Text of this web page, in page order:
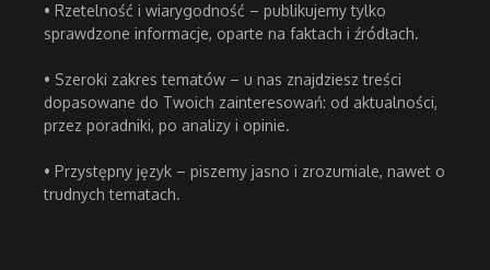
• Rzetelność i wiarygodność – publikujemy tylko
sprawdzone informacje, oparte na faktach i źródłach.
• Szeroki zakres tematów – u nas znajdziesz treści
dopasowane do Twoich zainteresowań: od aktualności,
przez poradniki, po analizy i opinie.
• Przystępny język – piszemy jasno i zrozumiale, nawet o
trudnych tematach.